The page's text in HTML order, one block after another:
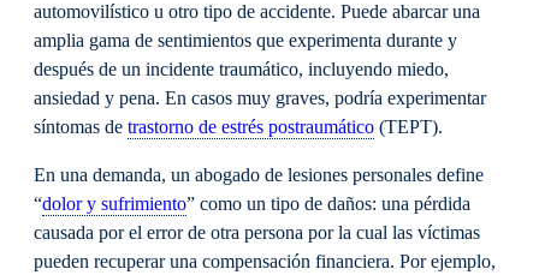
automovilístico u otro tipo de accidente. Puede abarcar una
amplia gama de sentimientos que experimenta durante y
después de un incidente traumático, incluyendo miedo,
ansiedad y pena. En casos muy graves, podría experimentar
síntomas de trastorno de estrés postraumático (TEPT).
En una demanda, un abogado de lesiones personales define
“dolor y sufrimiento” como un tipo de daños: una pérdida
causada por el error de otra persona por la cual las víctimas
pueden recuperar una compensación financiera. Por ejemplo,